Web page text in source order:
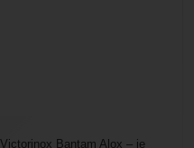
Victorinox Bantam Alox – je